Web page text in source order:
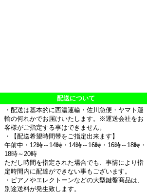
配送について
・配送は基本的に西濃運輸・佐川急便・ヤマト運
輸の何れかでお届けいたします。※運送会社をお
客様がご指定する事はできません。
・【配送希望時間帯をご指定出来ます】
午前中・12時～14時・14時～16時・16時～18時・
18時～20時
ただし時間を指定された場合でも、事情により指
定時間内に配達ができない事もございます。
・ピアノやエレクトーンなどの大型鍵盤商品は、
別途送料が発生致します。